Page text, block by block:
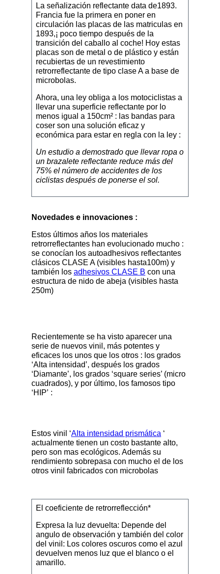
La señalización reflectante data de1893.
Francia fue la primera en poner en
circulación las placas de las matriculas en
1893,¡ poco tiempo después de la
transición del caballo al coche! Hoy estas
placas son de metal o de plástico y están
recubiertas de un revestimiento
retrorreflectante de tipo clase A a base de
microbolas.
Ahora, una ley obliga a los motociclistas a
llevar una superficie reflectante por lo
menos igual a 150cm² : las bandas para
coser son una solución eficaz y
económica para estar en regla con la ley :
Un estudio a demostrado que llevar ropa o
un brazalete reflectante reduce más del
75% el número de accidentes de los
ciclistas después de ponerse el sol.
Novedades e innovaciones :
Estos últimos años los materiales
retrorreflectantes han evolucionado mucho :
se conocían los autoadhesivos reflectantes
clásicos CLASE A (visibles hasta100m) y
también los adhesivos CLASE B con una
estructura de nido de abeja (visibles hasta
250m)
Recientemente se ha visto aparecer una
serie de nuevos vinil, más potentes y
eficaces los unos que los otros : los grados
‘Alta intensidad’, después los grados
‘Diamante’, los grados ‘square series’ (micro
cuadrados), y por último, los famosos tipo
‘HIP’ :
Estos vinil ‘Alta intensidad prismática ‘
actualmente tienen un costo bastante alto,
pero son mas ecológicos. Además su
rendimiento sobrepasa con mucho el de los
otros vinil fabricados con microbolas
El coeficiente de retrorreflección*
Expresa la luz devuelta: Depende del
angulo de observación y también del color
del vinil: Los colores oscuros como el azul
devuelven menos luz que el blanco o el
amarillo.